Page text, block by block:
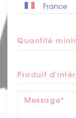
Clean Label
– Sans
AllÉgations
– Fabriqué en
Quantité
Produit
Message*